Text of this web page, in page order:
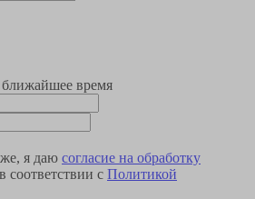
время
я даю согласие на обработку
в соответствии с Политикой